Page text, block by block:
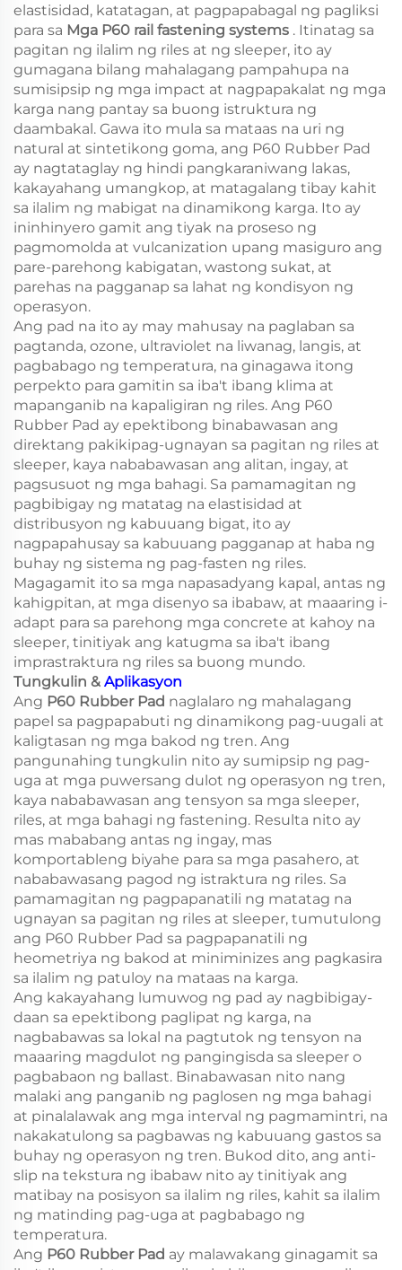
elastisidad, katatagan, at pagpapabagal ng pagliksi
para sa Mga P60 rail fastening systems . Itinatag sa
pagitan ng ilalim ng riles at ng sleeper, ito ay
gumagana bilang mahalagang pampahupa na
sumisipsip ng mga impact at nagpapakalat ng mga
karga nang pantay sa buong istruktura ng
daambakal. Gawa ito mula sa mataas na uri ng
natural at sintetikong goma, ang P60 Rubber Pad
ay nagtataglay ng hindi pangkaraniwang lakas,
kakayahang umangkop, at matagalang tibay kahit
sa ilalim ng mabigat na dinamikong karga. Ito ay
ininhinyero gamit ang tiyak na proseso ng
pagmomolda at vulcanization upang masiguro ang
pare-parehong kabigatan, wastong sukat, at
parehas na pagganap sa lahat ng kondisyon ng
operasyon.
Ang pad na ito ay may mahusay na paglaban sa
pagtanda, ozone, ultraviolet na liwanag, langis, at
pagbabago ng temperatura, na ginagawa itong
perpekto para gamitin sa iba't ibang klima at
mapanganib na kapaligiran ng riles. Ang P60
Rubber Pad ay epektibong binabawasan ang
direktang pakikipag-ugnayan sa pagitan ng riles at
sleeper, kaya nababawasan ang alitan, ingay, at
pagsusuot ng mga bahagi. Sa pamamagitan ng
pagbibigay ng matatag na elastisidad at
distribusyon ng kabuuang bigat, ito ay
nagpapahusay sa kabuuang pagganap at haba ng
buhay ng sistema ng pag-fasten ng riles.
Magagamit ito sa mga napasadyang kapal, antas ng
kahigpitan, at mga disenyo sa ibabaw, at maaaring i-
adapt para sa parehong mga concrete at kahoy na
sleeper, tinitiyak ang katugma sa iba't ibang
imprastraktura ng riles sa buong mundo.
Tungkulin & Aplikasyon
Ang P60 Rubber Pad naglalaro ng mahalagang
papel sa pagpapabuti ng dinamikong pag-uugali at
kaligtasan ng mga bakod ng tren. Ang
pangunahing tungkulin nito ay sumipsip ng pag-
uga at mga puwersang dulot ng operasyon ng tren,
kaya nababawasan ang tensyon sa mga sleeper,
riles, at mga bahagi ng fastening. Resulta nito ay
mas mababang antas ng ingay, mas
komportableng biyahe para sa mga pasahero, at
nababawasang pagod ng istraktura ng riles. Sa
pamamagitan ng pagpapanatili ng matatag na
ugnayan sa pagitan ng riles at sleeper, tumutulong
ang P60 Rubber Pad sa pagpapanatili ng
heometriya ng bakod at miniminizes ang pagkasira
sa ilalim ng patuloy na mataas na karga.
Ang kakayahang lumuwog ng pad ay nagbibigay-
daan sa epektibong paglipat ng karga, na
nagbabawas sa lokal na pagtutok ng tensyon na
maaaring magdulot ng pangingisda sa sleeper o
pagbabaon ng ballast. Binabawasan nito nang
malaki ang panganib ng paglosen ng mga bahagi
at pinalalawak ang mga interval ng pagmamintri, na
nakakatulong sa pagbawas ng kabuuang gastos sa
buhay ng operasyon ng tren. Bukod dito, ang anti-
slip na tekstura ng ibabaw nito ay tinitiyak ang
matibay na posisyon sa ilalim ng riles, kahit sa ilalim
ng matinding pag-uga at pagbabago ng
temperatura.
Ang P60 Rubber Pad ay malawakang ginagamit sa